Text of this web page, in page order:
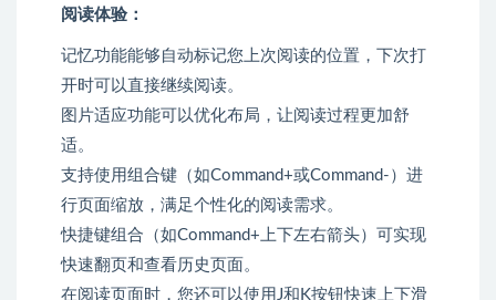
阅读体验：
记忆功能能够自动标记您上次阅读的位置，下次打
开时可以直接继续阅读。
图片适应功能可以优化布局，让阅读过程更加舒
适。
支持使用组合键（如Command+或Command-）进
行页面缩放，满足个性化的阅读需求。
快捷键组合（如Command+上下左右箭头）可实现
快速翻页和查看历史页面。
在阅读页面时，您还可以使用J和K按钮快速上下滑